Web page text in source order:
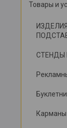
Товары и
СТЕНДЫ